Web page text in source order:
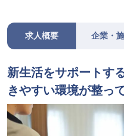
求人概要 企業・
新生活をサポートす
きやすい環境が整っ